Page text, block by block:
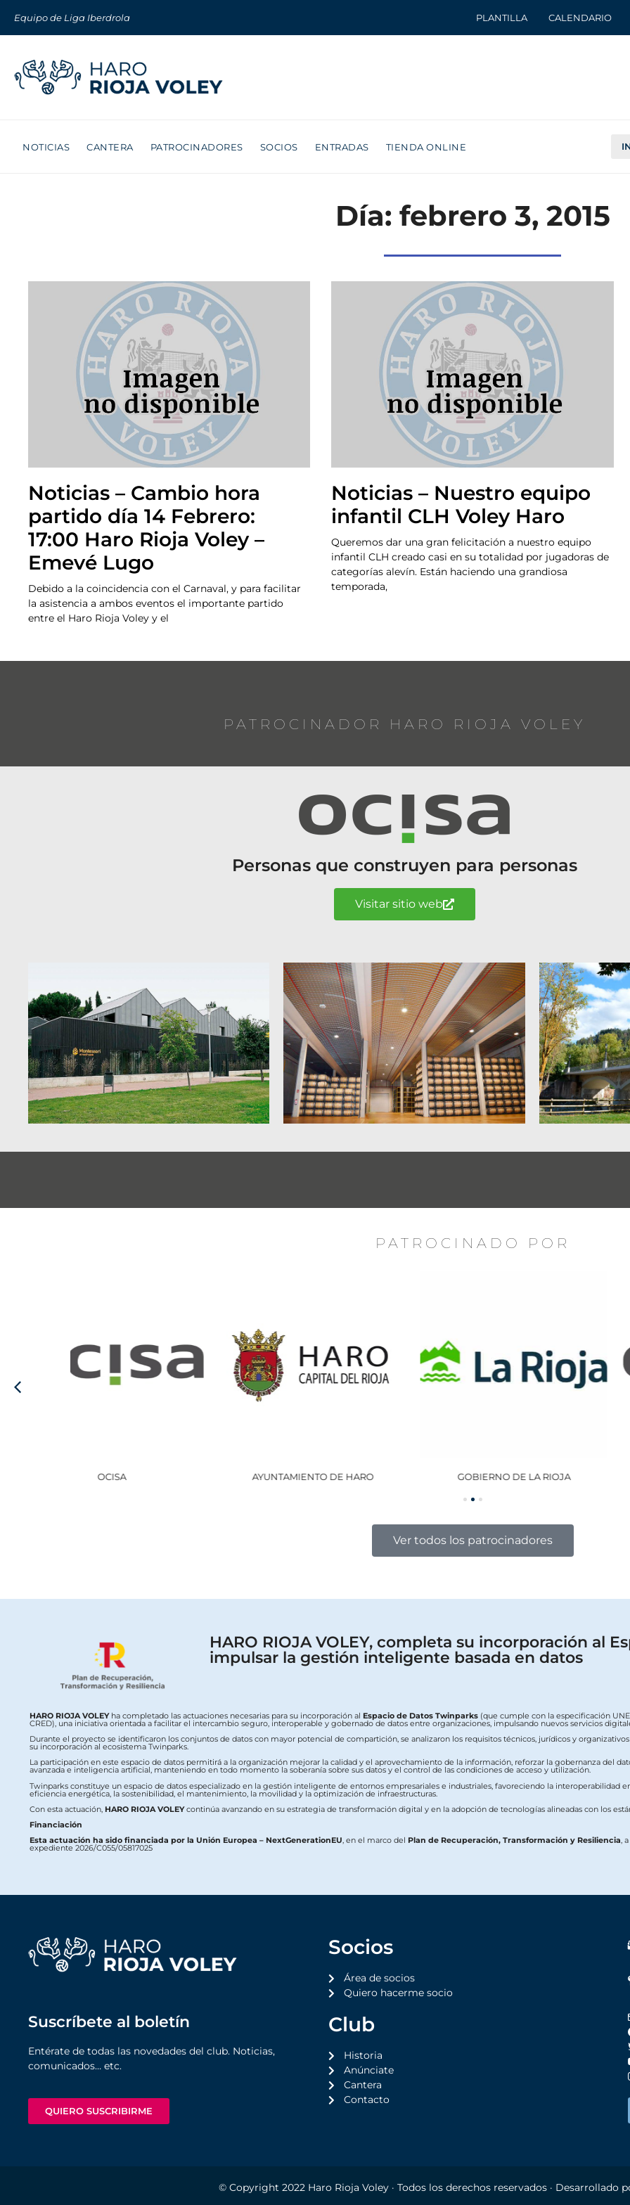
Equipo de Liga Iberdrola PLANTILLA CALENDARIO
NOTICIAS CANTERA PATROCINADORES SOCIOS ENTRADAS TIENDA ONLINE
Día: febrero 3, 2015
Noticias – Cambio hora
partido día 14 Febrero:
17:00 Haro Rioja Voley –
Emevé Lugo
Debido a la coincidencia con el Carnaval, y para facilitar
la asistencia a ambos eventos el importante partido
entre el Haro Rioja Voley y el
Noticias – Nuestro equipo
infantil CLH Voley Haro
Queremos dar una gran felicitación a nuestro equipo
infantil CLH creado casi en su totalidad por jugadoras de
categorías alevín. Están haciendo una grandiosa
temporada,
PATROCINADOR HARO RIOJA VOLEY
Personas que construyen para personas
Visitar sitio web
PATROCINADO POR
AYUNTAMIENTO DE HARO GOBIERNO DE LA RIOJA OCISA
Ver todos los patrocinadores
HARO RIOJA VOLEY, completa su incorporación al
impulsar la gestión inteligente basada en datos
HARO RIOJA VOLEYha completado las actuaciones necesarias para su incorporación al Espacio de Datos Twinparks (que cumple con la especificación
CRED), una iniciativa orientada a facilitar el intercambio seguro, interoperable y gobernado de datos entre organizaciones, impulsando nuevos servicios
Durante el proyecto se identificaron los conjuntos de datos con mayor potencial de compartición, se analizaron los requisitos técnicos, jurídicos y
su incorporación al ecosistema Twinparks.
La participación en este espacio de datos permitirá a la organización mejorar la calidad y el aprovechamiento de la información, reforzar la gobernanza del
avanzada e inteligencia artificial, manteniendo en todo momento la soberanía sobre sus datos y el control de las condiciones de acceso y utilización.
Twinparks constituye un espacio de datos especializado en la gestión inteligente de entornos empresariales e industriales, favoreciendo la interoperabilidad
eficiencia energética, la sostenibilidad, el mantenimiento, la movilidad y la optimización de infraestructuras.
Con esta actuación, HARO RIOJA VOLEYcontinúa avanzando en su estrategia de transformación digital y en la adopción de tecnologías alineadas con los
Financiación
Esta actuación ha sido financiada por la Unión Europea – NextGenerationEU, en el marco del Plan de Recuperación, Transformación y Resiliencia,
expediente 2026/C055/05817025
Suscríbete al boletín
Entérate de todas las novedades del club. Noticias,
comunicados… etc.
QUIERO SUSCRIBIRME
Socios
Área de socios
Quiero hacerme socio
Club
Historia
Anúnciate
Cantera
Contacto
© Copyright 2022 Haro Rioja Voley· Todos los derechos reservados · Desarrollado